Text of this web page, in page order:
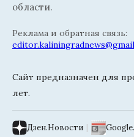
области.
Реклама и обратная связь:
Сайт предназначен для
лет.
Дзен.Новости |